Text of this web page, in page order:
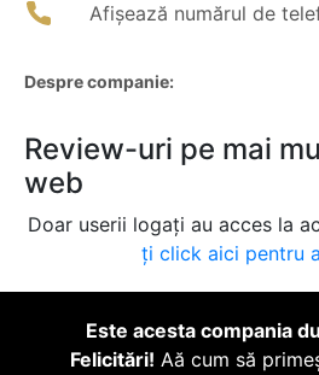
Afișează numărul de
Despre companie:
Review-uri pe mai
web
Doar userii logați au acces la
ți click aici pentru
Este acesta compania
Felicitări! Aă cum să